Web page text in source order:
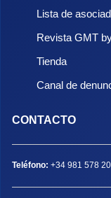
Lista de
Revista GMT
Tienda
Canal de
CONTACTO
Teléfono: +34 981 578